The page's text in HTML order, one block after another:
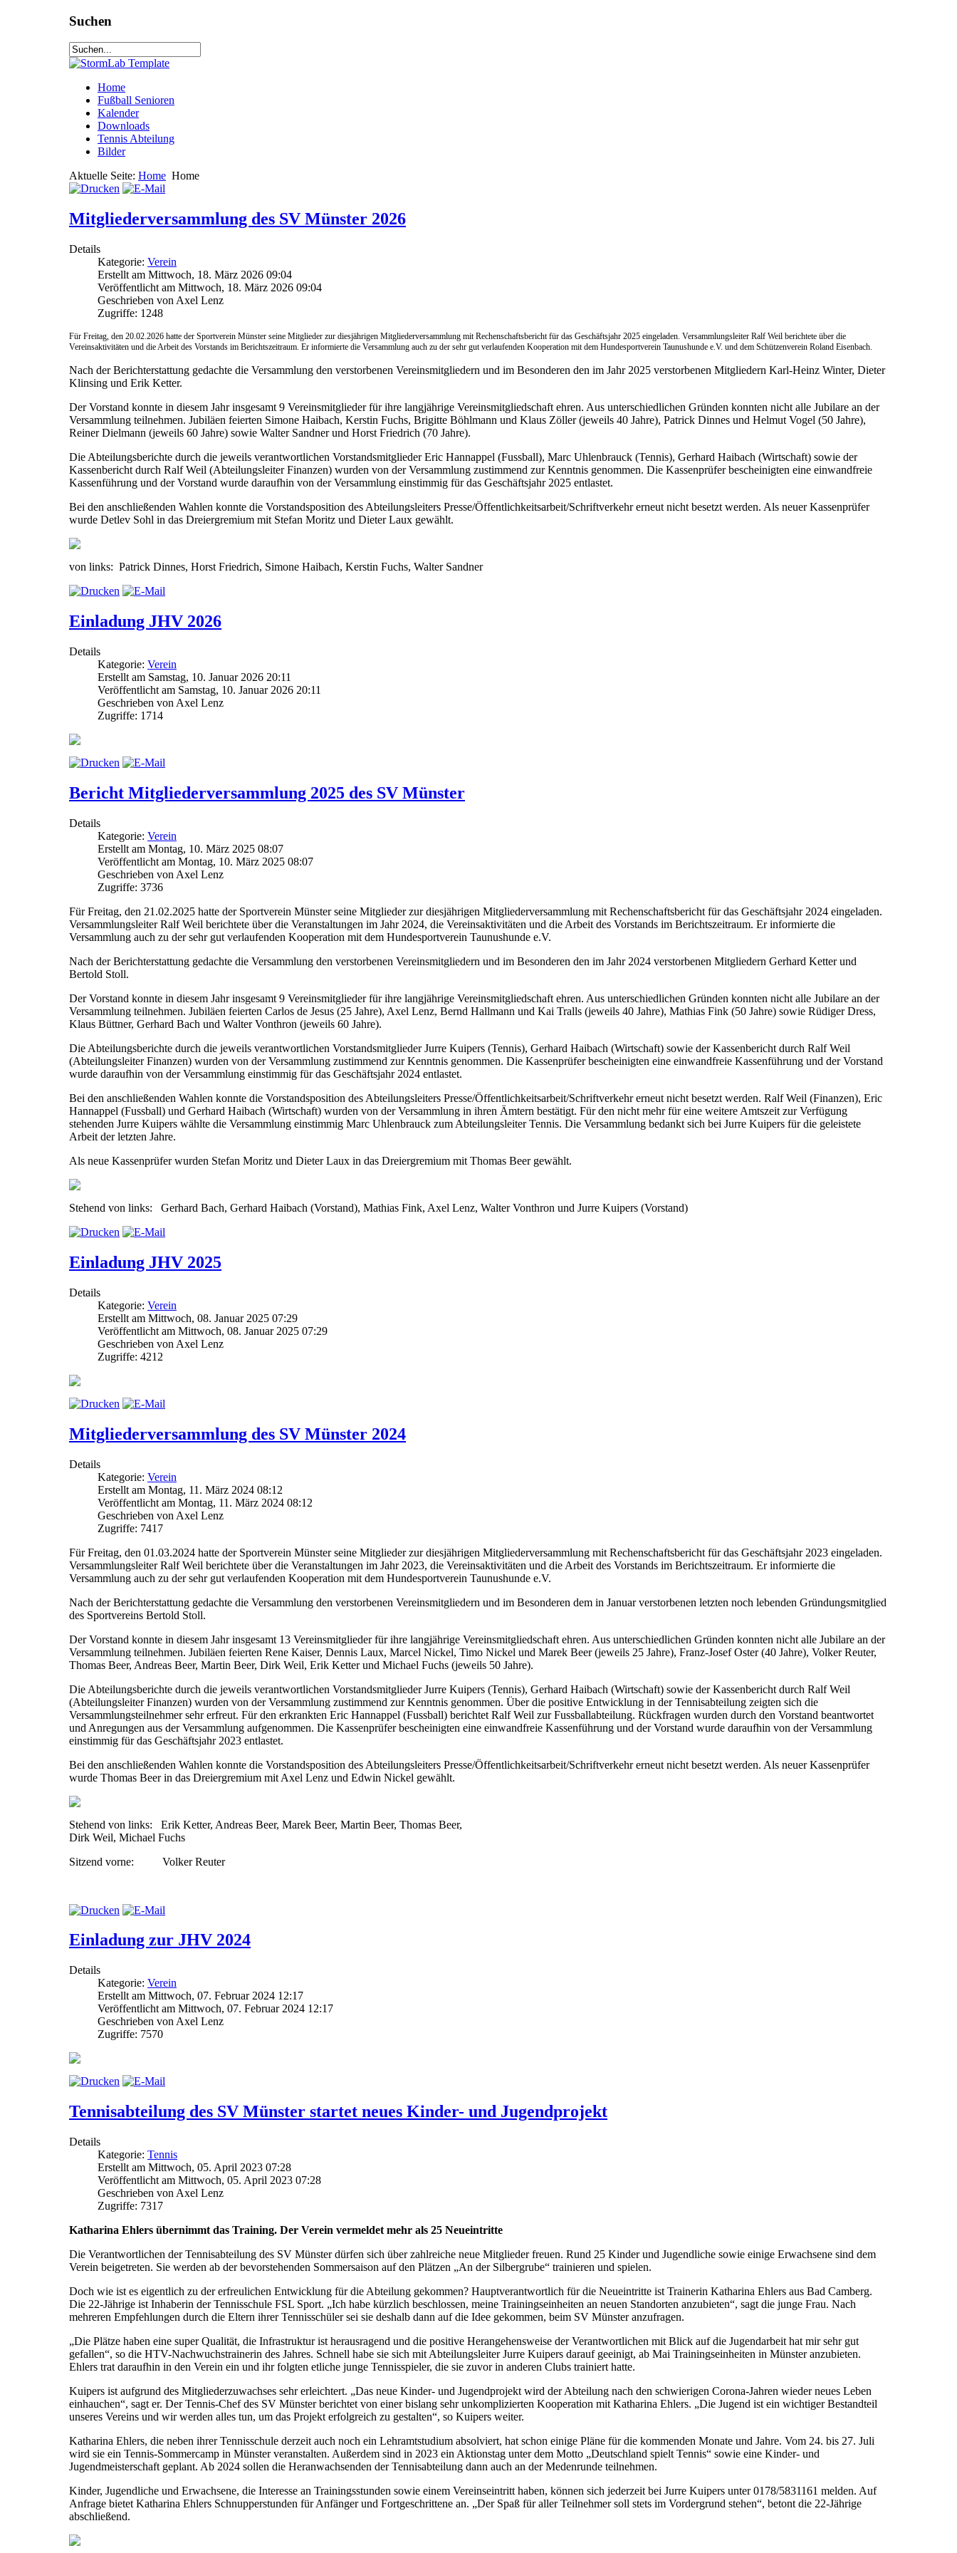
Suchen
Home
Fußball Senioren
Kalender
Downloads
Tennis Abteilung
Bilder
Aktuelle Seite: Home Home
Mitgliederversammlung des SV Münster 2026
Details
Kategorie: Verein
Erstellt am Mittwoch, 18. März 2026 09:04
Veröffentlicht am Mittwoch, 18. März 2026 09:04
Geschrieben von Axel Lenz
Zugriffe: 1248
Für Freitag, den 20.02.2026 hatte der Sportverein Münster seine Mitglieder zur diesjährigen Mitgliederversammlung mit Rechenschaftsbericht für das Geschäftsjahr 2025 eingeladen. Versammlungsleiter Ralf Weil berichtete über die
Vereinsaktivitäten und die Arbeit des Vorstands im Berichtszeitraum. Er informierte die Versammlung auch zu der sehr gut verlaufenden Kooperation mit dem Hundesportverein Taunushunde e.V. und dem Schützenverein Roland Eisenbach.
Nach der Berichterstattung gedachte die Versammlung den verstorbenen Vereinsmitgliedern und im Besonderen den im Jahr 2025 verstorbenen Mitgliedern Karl-Heinz Winter, Dieter
Klinsing und Erik Ketter.
Der Vorstand konnte in diesem Jahr insgesamt 9 Vereinsmitglieder für ihre langjährige Vereinsmitgliedschaft ehren. Aus unterschiedlichen Gründen konnten nicht alle Jubilare an der
Versammlung teilnehmen. Jubiläen feierten Simone Haibach, Kerstin Fuchs, Brigitte Böhlmann und Klaus Zöller (jeweils 40 Jahre), Patrick Dinnes und Helmut Vogel (50 Jahre),
Reiner Dielmann (jeweils 60 Jahre) sowie Walter Sandner und Horst Friedrich (70 Jahre).
Die Abteilungsberichte durch die jeweils verantwortlichen Vorstandsmitglieder Eric Hannappel (Fussball), Marc Uhlenbrauck (Tennis), Gerhard Haibach (Wirtschaft) sowie der
Kassenbericht durch Ralf Weil (Abteilungsleiter Finanzen) wurden von der Versammlung zustimmend zur Kenntnis genommen. Die Kassenprüfer bescheinigten eine einwandfreie
Kassenführung und der Vorstand wurde daraufhin von der Versammlung einstimmig für das Geschäftsjahr 2025 entlastet.
Bei den anschließenden Wahlen konnte die Vorstandsposition des Abteilungsleiters Presse/Öffentlichkeitsarbeit/Schriftverkehr erneut nicht besetzt werden. Als neuer Kassenprüfer
wurde Detlev Sohl in das Dreiergremium mit Stefan Moritz und Dieter Laux gewählt.
von links: Patrick Dinnes, Horst Friedrich, Simone Haibach, Kerstin Fuchs, Walter Sandner
Einladung JHV 2026
Details
Kategorie: Verein
Erstellt am Samstag, 10. Januar 2026 20:11
Veröffentlicht am Samstag, 10. Januar 2026 20:11
Geschrieben von Axel Lenz
Zugriffe: 1714
Bericht Mitgliederversammlung 2025 des SV Münster
Details
Kategorie: Verein
Erstellt am Montag, 10. März 2025 08:07
Veröffentlicht am Montag, 10. März 2025 08:07
Geschrieben von Axel Lenz
Zugriffe: 3736
Für Freitag, den 21.02.2025 hatte der Sportverein Münster seine Mitglieder zur diesjährigen Mitgliederversammlung mit Rechenschaftsbericht für das Geschäftsjahr 2024 eingeladen.
Versammlungsleiter Ralf Weil berichtete über die Veranstaltungen im Jahr 2024, die Vereinsaktivitäten und die Arbeit des Vorstands im Berichtszeitraum. Er informierte die
Versammlung auch zu der sehr gut verlaufenden Kooperation mit dem Hundesportverein Taunushunde e.V.
Nach der Berichterstattung gedachte die Versammlung den verstorbenen Vereinsmitgliedern und im Besonderen den im Jahr 2024 verstorbenen Mitgliedern Gerhard Ketter und
Bertold Stoll.
Der Vorstand konnte in diesem Jahr insgesamt 9 Vereinsmitglieder für ihre langjährige Vereinsmitgliedschaft ehren. Aus unterschiedlichen Gründen konnten nicht alle Jubilare an der
Versammlung teilnehmen. Jubiläen feierten Carlos de Jesus (25 Jahre), Axel Lenz, Bernd Hallmann und Kai Tralls (jeweils 40 Jahre), Mathias Fink (50 Jahre) sowie Rüdiger Dress,
Klaus Büttner, Gerhard Bach und Walter Vonthron (jeweils 60 Jahre).
Die Abteilungsberichte durch die jeweils verantwortlichen Vorstandsmitglieder Jurre Kuipers (Tennis), Gerhard Haibach (Wirtschaft) sowie der Kassenbericht durch Ralf Weil
(Abteilungsleiter Finanzen) wurden von der Versammlung zustimmend zur Kenntnis genommen. Die Kassenprüfer bescheinigten eine einwandfreie Kassenführung und der Vorstand
wurde daraufhin von der Versammlung einstimmig für das Geschäftsjahr 2024 entlastet.
Bei den anschließenden Wahlen konnte die Vorstandsposition des Abteilungsleiters Presse/Öffentlichkeitsarbeit/Schriftverkehr erneut nicht besetzt werden. Ralf Weil (Finanzen), Eric
Hannappel (Fussball) und Gerhard Haibach (Wirtschaft) wurden von der Versammlung in ihren Ämtern bestätigt. Für den nicht mehr für eine weitere Amtszeit zur Verfügung
stehenden Jurre Kuipers wählte die Versammlung einstimmig Marc Uhlenbrauck zum Abteilungsleiter Tennis. Die Versammlung bedankt sich bei Jurre Kuipers für die geleistete
Arbeit der letzten Jahre.
Als neue Kassenprüfer wurden Stefan Moritz und Dieter Laux in das Dreiergremium mit Thomas Beer gewählt.
Stehend von links: Gerhard Bach, Gerhard Haibach (Vorstand), Mathias Fink, Axel Lenz, Walter Vonthron und Jurre Kuipers (Vorstand)
Einladung JHV 2025
Details
Kategorie: Verein
Erstellt am Mittwoch, 08. Januar 2025 07:29
Veröffentlicht am Mittwoch, 08. Januar 2025 07:29
Geschrieben von Axel Lenz
Zugriffe: 4212
Mitgliederversammlung des SV Münster 2024
Details
Kategorie: Verein
Erstellt am Montag, 11. März 2024 08:12
Veröffentlicht am Montag, 11. März 2024 08:12
Geschrieben von Axel Lenz
Zugriffe: 7417
Für Freitag, den 01.03.2024 hatte der Sportverein Münster seine Mitglieder zur diesjährigen Mitgliederversammlung mit Rechenschaftsbericht für das Geschäftsjahr 2023 eingeladen.
Versammlungsleiter Ralf Weil berichtete über die Veranstaltungen im Jahr 2023, die Vereinsaktivitäten und die Arbeit des Vorstands im Berichtszeitraum. Er informierte die
Versammlung auch zu der sehr gut verlaufenden Kooperation mit dem Hundesportverein Taunushunde e.V.
Nach der Berichterstattung gedachte die Versammlung den verstorbenen Vereinsmitgliedern und im Besonderen dem in Januar verstorbenen letzten noch lebenden Gründungsmitglied
des Sportvereins Bertold Stoll.
Der Vorstand konnte in diesem Jahr insgesamt 13 Vereinsmitglieder für ihre langjährige Vereinsmitgliedschaft ehren. Aus unterschiedlichen Gründen konnten nicht alle Jubilare an der
Versammlung teilnehmen. Jubiläen feierten Rene Kaiser, Dennis Laux, Marcel Nickel, Timo Nickel und Marek Beer (jeweils 25 Jahre), Franz-Josef Oster (40 Jahre), Volker Reuter,
Thomas Beer, Andreas Beer, Martin Beer, Dirk Weil, Erik Ketter und Michael Fuchs (jeweils 50 Jahre).
Die Abteilungsberichte durch die jeweils verantwortlichen Vorstandsmitglieder Jurre Kuipers (Tennis), Gerhard Haibach (Wirtschaft) sowie der Kassenbericht durch Ralf Weil
(Abteilungsleiter Finanzen) wurden von der Versammlung zustimmend zur Kenntnis genommen. Über die positive Entwicklung in der Tennisabteilung zeigten sich die
Versammlungsteilnehmer sehr erfreut. Für den erkrankten Eric Hannappel (Fussball) berichtet Ralf Weil zur Fussballabteilung. Rückfragen wurden durch den Vorstand beantwortet
und Anregungen aus der Versammlung aufgenommen. Die Kassenprüfer bescheinigten eine einwandfreie Kassenführung und der Vorstand wurde daraufhin von der Versammlung
einstimmig für das Geschäftsjahr 2023 entlastet.
Bei den anschließenden Wahlen konnte die Vorstandsposition des Abteilungsleiters Presse/Öffentlichkeitsarbeit/Schriftverkehr erneut nicht besetzt werden. Als neuer Kassenprüfer
wurde Thomas Beer in das Dreiergremium mit Axel Lenz und Edwin Nickel gewählt.
Stehend von links: Erik Ketter, Andreas Beer, Marek Beer, Martin Beer, Thomas Beer,
Dirk Weil, Michael Fuchs
Sitzend vorne: Volker Reuter
Einladung zur JHV 2024
Details
Kategorie: Verein
Erstellt am Mittwoch, 07. Februar 2024 12:17
Veröffentlicht am Mittwoch, 07. Februar 2024 12:17
Geschrieben von Axel Lenz
Zugriffe: 7570
Tennisabteilung des SV Münster startet neues Kinder- und Jugendprojekt
Details
Kategorie: Tennis
Erstellt am Mittwoch, 05. April 2023 07:28
Veröffentlicht am Mittwoch, 05. April 2023 07:28
Geschrieben von Axel Lenz
Zugriffe: 7317
Katharina Ehlers übernimmt das Training. Der Verein vermeldet mehr als 25 Neueintritte
Die Verantwortlichen der Tennisabteilung des SV Münster dürfen sich über zahlreiche neue Mitglieder freuen. Rund 25 Kinder und Jugendliche sowie einige Erwachsene sind dem
Verein beigetreten. Sie werden ab der bevorstehenden Sommersaison auf den Plätzen „An der Silbergrube“ trainieren und spielen.
Doch wie ist es eigentlich zu der erfreulichen Entwicklung für die Abteilung gekommen? Hauptverantwortlich für die Neueintritte ist Trainerin Katharina Ehlers aus Bad Camberg.
Die 22-Jährige ist Inhaberin der Tennisschule FSL Sport. „Ich habe kürzlich beschlossen, meine Trainingseinheiten an neuen Standorten anzubieten“, sagt die junge Frau. Nach
mehreren Empfehlungen durch die Eltern ihrer Tennisschüler sei sie deshalb dann auf die Idee gekommen, beim SV Münster anzufragen.
„Die Plätze haben eine super Qualität, die Infrastruktur ist herausragend und die positive Herangehensweise der Verantwortlichen mit Blick auf die Jugendarbeit hat mir sehr gut
gefallen“, so die HTV-Nachwuchstrainerin des Jahres. Schnell habe sie sich mit Abteilungsleiter Jurre Kuipers darauf geeinigt, ab Mai Trainingseinheiten in Münster anzubieten.
Ehlers trat daraufhin in den Verein ein und ihr folgten etliche junge Tennisspieler, die sie zuvor in anderen Clubs trainiert hatte.
Kuipers ist aufgrund des Mitgliederzuwachses sehr erleichtert. „Das neue Kinder- und Jugendprojekt wird der Abteilung nach den schwierigen Corona-Jahren wieder neues Leben
einhauchen“, sagt er. Der Tennis-Chef des SV Münster berichtet von einer bislang sehr unkomplizierten Kooperation mit Katharina Ehlers. „Die Jugend ist ein wichtiger Bestandteil
unseres Vereins und wir werden alles tun, um das Projekt erfolgreich zu gestalten“, so Kuipers weiter.
Katharina Ehlers, die neben ihrer Tennisschule derzeit auch noch ein Lehramtstudium absolviert, hat schon einige Pläne für die kommenden Monate und Jahre. Vom 24. bis 27. Juli
wird sie ein Tennis-Sommercamp in Münster veranstalten. Außerdem sind in 2023 ein Aktionstag unter dem Motto „Deutschland spielt Tennis“ sowie eine Kinder- und
Jugendmeisterschaft geplant. Ab 2024 sollen die Heranwachsenden der Tennisabteilung dann auch an der Medenrunde teilnehmen.
Kinder, Jugendliche und Erwachsene, die Interesse an Trainingsstunden sowie einem Vereinseintritt haben, können sich jederzeit bei Jurre Kuipers unter 0178/5831161 melden. Auf
Anfrage bietet Katharina Ehlers Schnupperstunden für Anfänger und Fortgeschrittene an. „Der Spaß für aller Teilnehmer soll stets im Vordergrund stehen“, betont die 22-Jährige
abschließend.